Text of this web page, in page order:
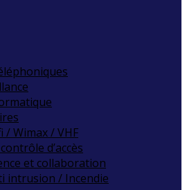
/ Wimax / VHF
d’accès
et collaboration
intrusion / Incendie